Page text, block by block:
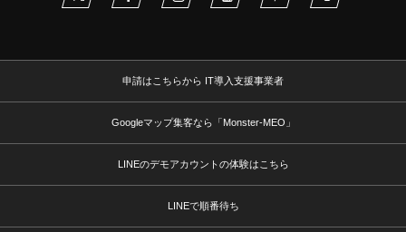
申請はこちらから IT導入支援事業者
Googleマップ集客なら「Monster-MEO」
LINEのデモアカウントの体験はこちら
LINEで順番待ち